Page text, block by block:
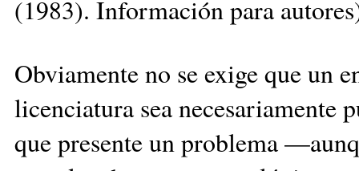
(1983). Información para
Obviamente no se exige que un
licenciatura sea necesariamente
que presente un problema